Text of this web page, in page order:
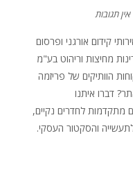
אין תגובות
קידום אורגני ופרסום
מחיצות וריהוט בע"מ
הוותיקים של פריזמה
דברו איתנו
מתקדמות לחדרים נקיים,
לתעשייה והסקטור העסקי.